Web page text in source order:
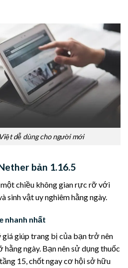
dễ dùng cho người mới
bản 1.16.5
chiều không gian rực rỡ với
sinh vật uy nghiêm hằng ngày.
nhanh nhất
giúp trang bị của bạn trở nên
ngày. Bạn nên sử dụng thuốc
15, chốt ngay cơ hội sở hữu